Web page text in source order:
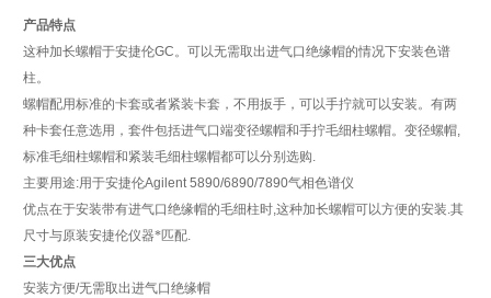
产品特点
这种加长螺帽于安捷伦GC。可以无需取出进气口绝缘帽的情况下安装色谱
柱。
螺帽配用标准的卡套或者紧装卡套，不用扳手，可以手拧就可以安装。有两
种卡套任意选用，套件包括进气口端变径螺帽和手拧毛细柱螺帽。变径螺帽,
标准毛细柱螺帽和紧装毛细柱螺帽都可以分别选购.
主要用途:用于安捷伦Agilent 5890/6890/7890气相色谱仪
优点在于安装带有进气口绝缘帽的毛细柱时,这种加长螺帽可以方便的安装.其
尺寸与原装安捷伦仪器*匹配.
三大优点
安装方便/无需取出进气口绝缘帽